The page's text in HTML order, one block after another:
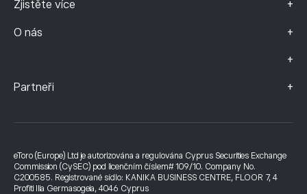
Zjistěte více +
O nás +
+
Partneři +
eToro (Europe) Ltd je autorizována a regulována Cyprus Securities Exchange
Commission (CySEC) pod licenčním číslem# 109/10. Company No.
C200585. Registrované sídlo: KANIKA BUSINESS CENTRE, FLOOR 7, 4
Profiti Ilia Germasogeia, 4046 Cyprus